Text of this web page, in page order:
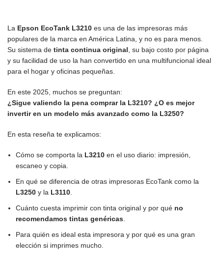
La Epson EcoTank L3210 es una de las impresoras más
populares de la marca en América Latina, y no es para menos.
Su sistema de tinta continua original , su bajo costo por página
y su facilidad de uso la han convertido en una multifuncional ideal
para el hogar y oficinas pequeñas.
En este 2025, muchos se preguntan:
¿Sigue valiendo la pena comprar la L3210? ¿O es mejor
invertir en un modelo más avanzado como la L3250?
En esta reseña te explicamos:
Cómo se comporta la L3210 en el uso diario: impresión,
escaneo y copia.
En qué se diferencia de otras impresoras EcoTank como la
L3250 y la L3110
Cuánto cuesta imprimir con tinta original y por qué no
recomendamos tintas genéricas
Para quién es ideal esta impresora y por qué es una gran
elección si imprimes mucho.